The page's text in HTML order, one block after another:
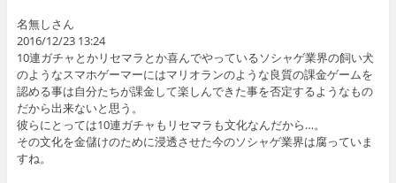
名無しさん
2016/12/23 13:24
10連ガチャとかリセマラとか喜んでやっているソシャゲ業界の飼い犬
のようなスマホゲーマーにはマリオランのような良質の課金ゲームを
認める事は自分たちが課金して楽しんできた事を否定するようなもの
だから出来ないと思う。
彼らにとっては10連ガチャもリセマラも文化なんだから…。
その文化を金儲けのために浸透させた今のソシャゲ業界は腐っていま
すね。